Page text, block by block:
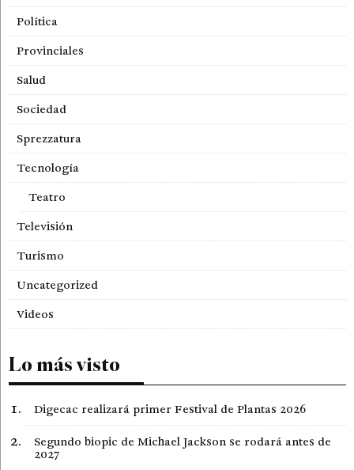
Política
Provinciales
Salud
Sociedad
Sprezzatura
Tecnología
Teatro
Televisión
Turismo
Uncategorized
Videos
Lo más visto
Digecac realizará primer Festival de Plantas 2026
Segundo biopic de Michael Jackson se rodará antes de
2027